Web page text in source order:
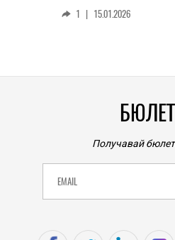
1 | 15.01.2026
Получавай